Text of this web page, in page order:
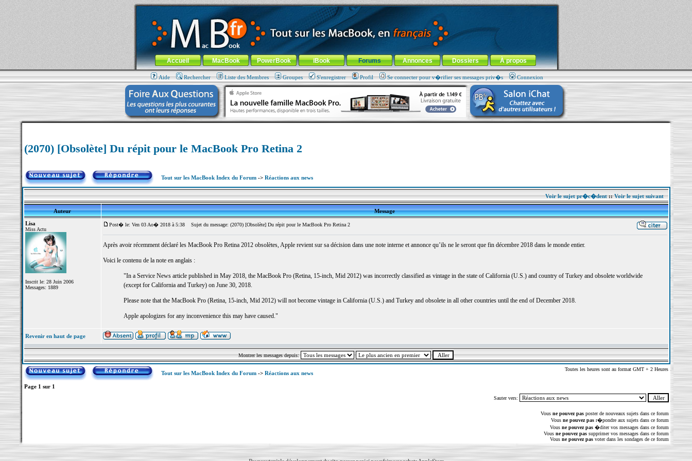
MacBook-fr.com : 100% Apple... 100% nomade !
Aller au contenu-Aller au menu général-Aller au menu de la rubrique
Menu général
Accueil MacBook PowerBook iBook Forums Annonces Dossiers À propos
Aide Rechercher Liste des Membres Groupes S'enregistrer Profil Se connecter pour v�rifier ses messages priv�s Connexion
(2070) [Obsolète] Du répit pour le MacBook Pro Retina 2
Tout sur les MacBook Index du Forum-> Réactions aux news
Voir le sujet pr�c�dent::Voir le sujet suivant
Auteur
Message
Lisa
Miss Actu
Inscrit le: 28 Juin 2006
Messages: 1889
Post� le: Ven 03 Ao� 2018 à 5:38 Sujet du message: (2070) [Obsolète] Du répit pour le MacBook Pro Retina 2
Après avoir récemment déclaré les MacBook Pro Retina 2012 obsolètes, Apple revient sur sa décision dans une note interne et annonce qu’ils ne le seront que fin décembre 2018 dans le monde entier.
Voici le contenu de la note en anglais :
"In a Service News article published in May 2018, the MacBook Pro (Retina, 15-inch, Mid 2012) was incorrectly classified as vintage in the state of California (U.S.) and country of Turkey and obsolete worldwide
(except for California and Turkey) on June 30, 2018.
Please note that the MacBook Pro (Retina, 15-inch, Mid 2012) will not become vintage in California (U.S.) and Turkey and obsolete in all other countries until the end of December 2018.
Apple apologizes for any inconvenience this may have caused."
Revenir en haut de page
Montrer les messages depuis:
Tout sur les MacBook Index du Forum-> Réactions aux news
Toutes les heures sont au format GMT + 2 Heures
Page 1 sur 1
Sauter vers:
Vous ne pouvez pasposter de nouveaux sujets dans ce forum
Vous ne pouvez pasr�pondre aux sujets dans ce forum
Vous ne pouvez pas�diter vos messages dans ce forum
Vous ne pouvez passupprimer vos messages dans ce forum
Vous ne pouvez pasvoter dans les sondages de ce forum